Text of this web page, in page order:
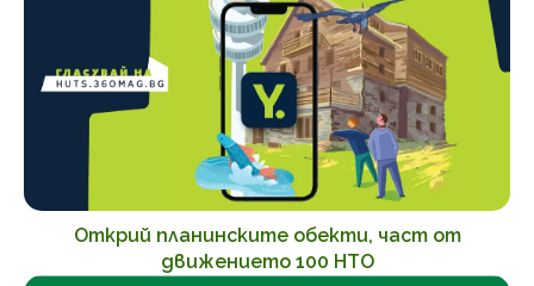
Открий планинските обекти, част от
движението 100 НТО